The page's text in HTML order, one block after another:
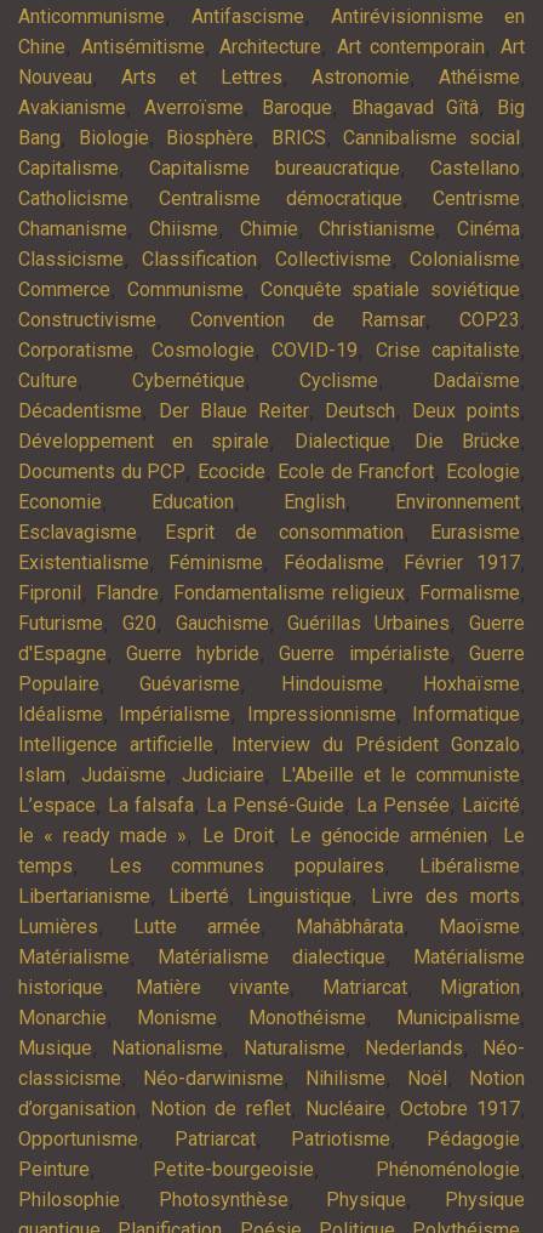
Anticommunisme, Antifascisme, Antirévisionnisme en
Chine, Antisémitisme,Architecture, Art contemporain,Art
Nouveau,Arts et Lettres, Astronomie,Athéisme,
Avakianisme,Averroïsme, Baroque, Bhagavad Gîtâ,
Big
Bang, Biologie, Biosphère, BRICS,Cannibalisme social ,
Capitalisme,Capitalisme bureaucratique,Castellano,
Catholicisme,Centralisme démocratique,Centrisme,
Chamanisme, Chiisme, Chimie,Christianisme, Cinéma,
Classicisme, Classification, Collectivisme, Colonialisme,
Commerce, Communisme, Conquête spatiale soviétique,
Constructivisme, Convention de Ramsar, COP23 ,
Corporatisme, Cosmologie, COVID-19, Crise capitaliste,
Culture, Cybernétique, Cyclisme, Dadaïsme,
Décadentisme, Der Blaue Reiter, Deutsch, Deux points,
Développement en spirale, Dialectique, Die Brücke,
Documents du PCP, Ecocide, Ecole de Francfort, Ecologie,
Economie, Education, English, Environnement,
Esclavagisme, Esprit de consommation, Eurasisme,
Existentialisme, Féminisme, Féodalisme, Février 1917,
Fipronil , Flandre, Fondamentalisme religieux, Formalisme,
Futurisme, G20, Gauchisme,Guérillas Urbaines,Guerre
d'Espagne,Guerre hybride,Guerre impérialiste,Guerre
Populaire,Guévarisme, Hindouisme, Hoxhaïsme,
Idéalisme, Impérialisme, Impressionnisme, Informatique,
Intelligence artificielle, Interview du Président Gonzalo,
Islam, Judaïsme, Judiciaire, L'Abeille et le communiste,
L’espace, La falsafa, La Pensé-Guide, La Pensée, Laïcité,
le « ready made », Le Droit, Le génocide arménien,
Le
temps, Les communes populaires, Libéralisme,
Libertarianisme, Liberté, Linguistique, Livre des morts,
Lumières, Lutte armée, Mahâbhârata, Maoïsme,
Matérialisme, Matérialisme dialectique,
Matérialisme
historique, Matière vivante, Matriarcat, Migration,
Monarchie, Monisme, Monothéisme, Municipalisme,
Musique, Nationalisme, Naturalisme, Nederlands,
Néo-
classicisme, Néo-darwinisme, Nihilisme, Noël ,
Notion
d’organisation, Notion de reflet, Nucléaire, Octobre 1917,
Opportunisme, Patriarcat, Patriotisme, Pédagogie,
Peinture, Petite-bourgeoisie, Phénoménologie,
Philosophie, Photosynthèse, Physique,
Physique